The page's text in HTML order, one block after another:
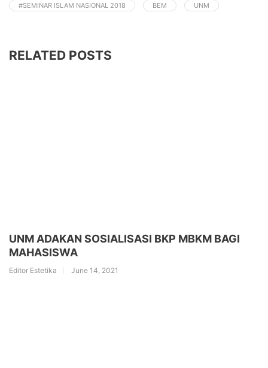
#SEMINAR ISLAM NASIONAL 2018 BEM UNM
RELATED POSTS
UNM ADAKAN SOSIALISASI BKP MBKM BAGI
MAHASISWA
Editor Estetika June 14, 2021